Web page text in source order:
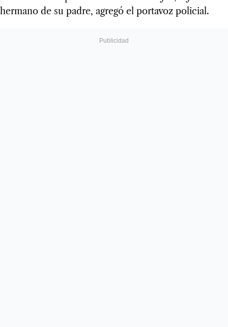
hermano de su padre, agregó el portavoz policial.